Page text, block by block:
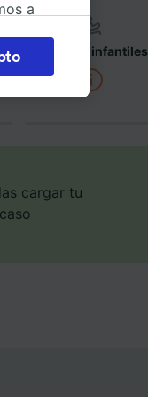
Asientos infantiles
cargar tu
a
la
las